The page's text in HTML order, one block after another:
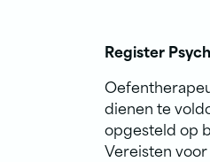
Register
dienen te
opgesteld op
Vereisten